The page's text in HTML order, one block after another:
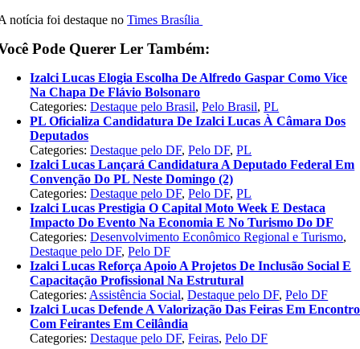
notícia foi destaque noTimes Brasília
Pode Querer Ler Também:
Izalci Lucas Elogia Escolha De Alfredo Gaspar Como Vice
Na Chapa De Flávio Bolsonaro
Categories:Destaque pelo Brasil,Pelo Brasil,PL
PL Oficializa Candidatura De Izalci Lucas À Câmara Dos
Deputados
Categories:Destaque pelo DF,Pelo DF,PL
Izalci Lucas Lançará Candidatura A Deputado Federal Em
Convenção Do PL Neste Domingo (2)
Categories:Destaque pelo DF,Pelo DF,PL
Izalci Lucas Prestigia O Capital Moto Week E Destaca
Impacto Do Evento Na Economia E No Turismo Do DF
Categories:Desenvolvimento Econômico Regional e Turismo,
Destaque pelo DF,Pelo DF
Izalci Lucas Reforça Apoio A Projetos De Inclusão Social E
Capacitação Profissional Na Estrutural
Categories: Assistência Social,Destaque pelo DF,Pelo DF
Izalci Lucas Defende A Valorização Das Feiras Em Encontro
Com Feirantes Em Ceilândia
Categories:Destaque pelo DF,Feiras,Pelo DF